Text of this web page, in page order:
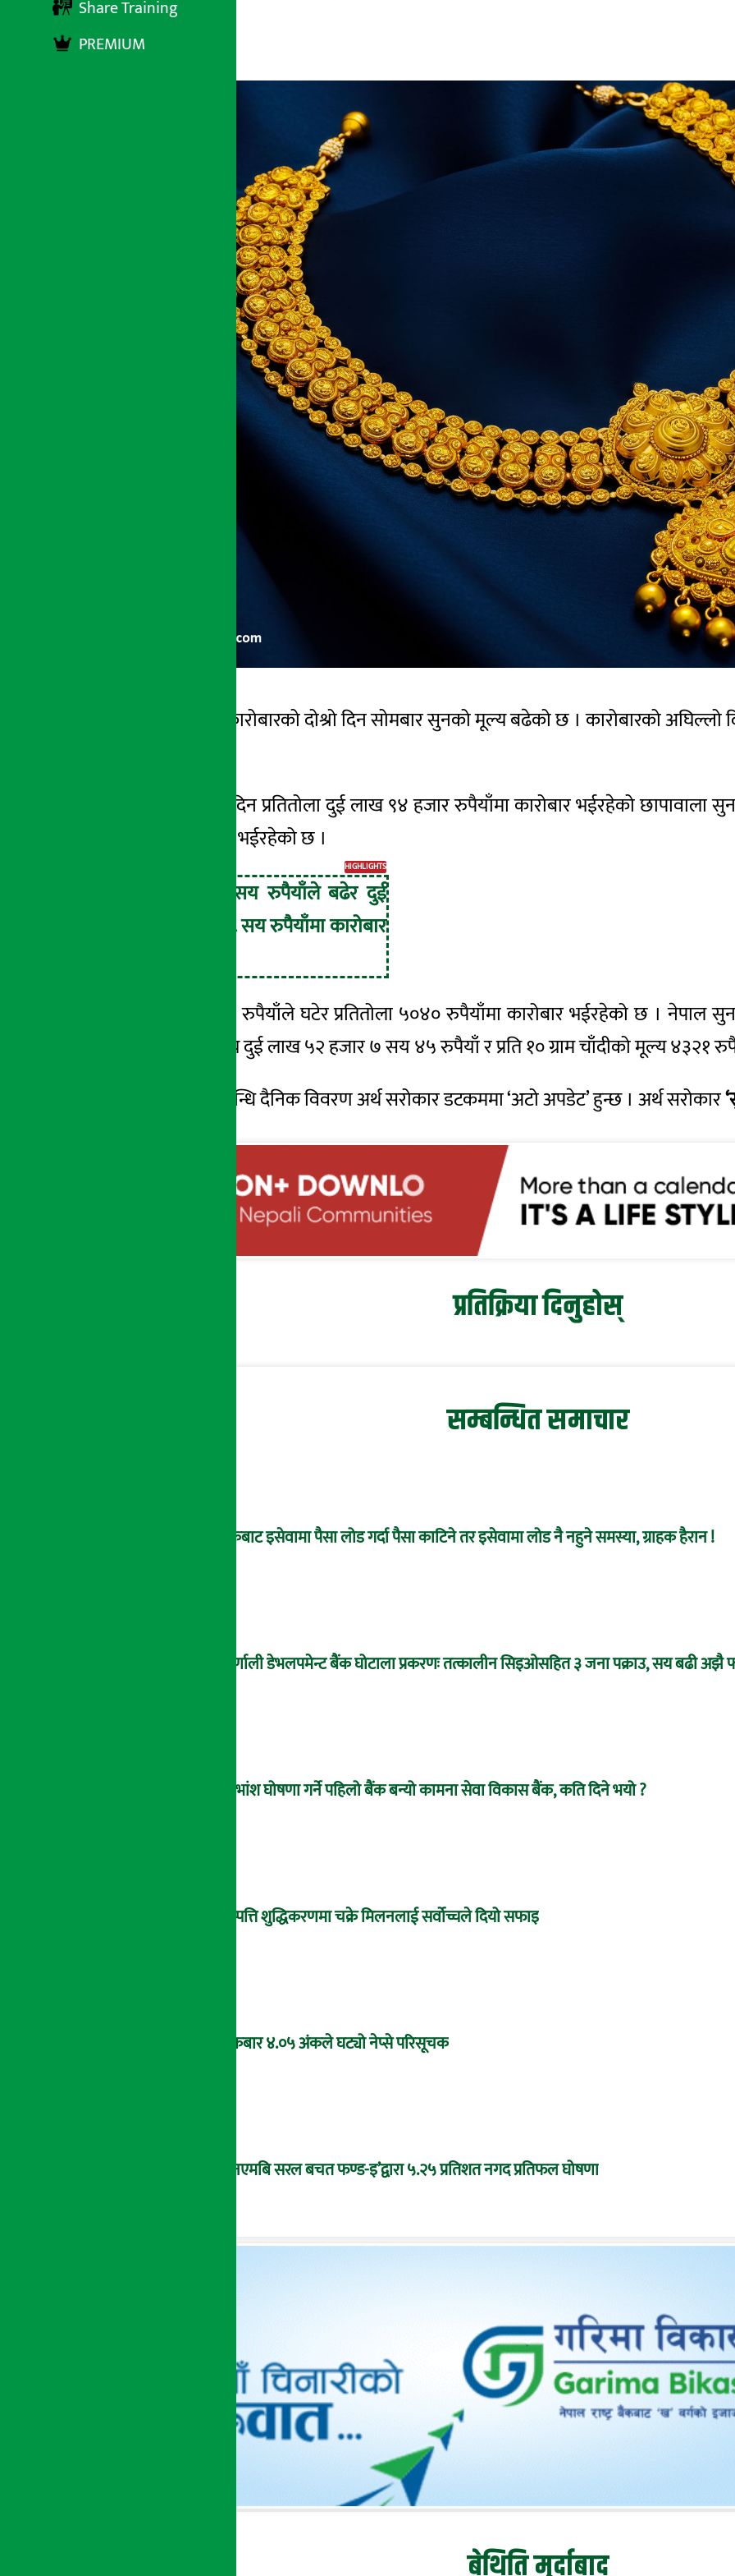
Share Training
PREMIUM
अर्थ सरोकार ४ जेष्ठ २०८३, सोमबार १३:१४
काठमाडौं । साताको कारोबारको दोश्रो दिन सोमबार सुनको मूल्य बढेको छ । कारोबारको
कारोबारको अघिल्लो दिन प्रतितोला दुई लाख ९४ हजार रुपैयाँमा कारोबार भईरहेको
सय रुपैयाँमा कारोबार भईरहेको छ ।
HIGHLIGHTS
सुनको मूल्य ८ सय रुपैयाँले बढेर दुई
लाख ९४ हजार ८ सय रुपैयाँमा कारोबार
यता चाँदीको मूल्य २० रुपैयाँले घटेर प्रतितोला ५०४० रुपैयाँमा कारोबार भईरहेको छ । नेपाल
छापावाला सुनको मूल्य दुई लाख ५२ हजार ७ सय ४५ रुपैयाँ र प्रति १० ग्राम चाँदीको मूल्य ४३२१
सुनचाँदीको मूल्य सम्बन्धि दैनिक विवरण अर्थ सरोकार डटकममा ‘अटो अपडेट’ हुन्छ । अर्थ सरोकार
प्रतिक्रिया दिनुहोस्
सम्बन्धित समाचार
बैंकबाट इसेवामा पैसा लोड गर्दा पैसा काटिने तर इसेवामा लोड नै नहुने समस्या, ग्राहक हैरान !
कर्णाली डेभलपमेन्ट बैंक घोटाला प्रकरणः तत्कालीन सिइओसहित ३ जना पक्राउ, सय बढी अझै
लाभांश घोषणा गर्ने पहिलो बैंक बन्यो कामना सेवा विकास बैंक, कति दिने भयो ?
सम्पत्ति शुद्धिकरणमा चक्रे मिलनलाई सर्वोच्चले दियो सफाइ
शुक्रबार ४.०५ अंकले घट्यो नेप्से परिसूचक
‘एनएमबि सरल बचत फण्ड-इ’द्वारा ५.२५ प्रतिशत नगद प्रतिफल घोषणा
बेथिति मुर्दाबाद